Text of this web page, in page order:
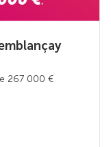
267 000 €